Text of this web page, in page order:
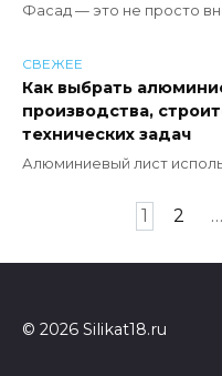
Фасад — это не просто
СВЕЖЕЕ
Как выбрать
производства,
технических задач
Алюминиевый лист
1 2 …
© 2026 Silikat18.ru